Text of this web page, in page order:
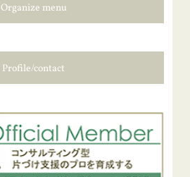
Organize menu
Profile/contact